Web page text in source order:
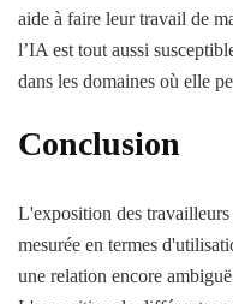
aide à faire leur travail de
l’IA est tout aussi
dans les domaines où elle
Conclusion
L'exposition des
mesurée en termes
une relation encore